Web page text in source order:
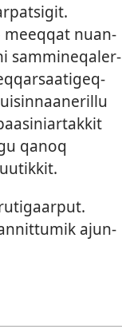
meeq­qat nuan­
sam­mineqaler­
qanoq
ajun­